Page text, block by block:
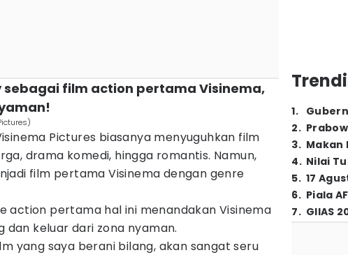
sebagai film action pertama Visinema,
Pictures biasanya menyuguhkan film
drama komedi, hingga romantis. Namun,
film pertama Visinema dengan genre
action pertama hal ini menandakan Visinema
keluar dari zona nyaman.
yang saya berani bilang, akan sangat seru
1.
2.
3. Makan
4. Nilai
5. 17
6. Piala
7. GIIAS